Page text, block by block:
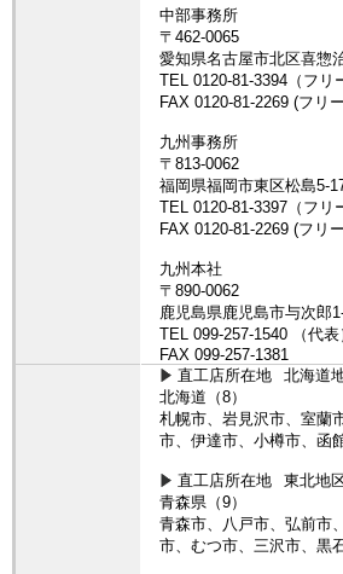
直工店所在地
北海道
北海道（8）
札幌市、岩見沢市、室蘭
市、伊達市、小樽市、函
直工店所在地
東北地
青森県（9）
青森市、八戸市、弘前市
市、むつ市、三沢市、黒